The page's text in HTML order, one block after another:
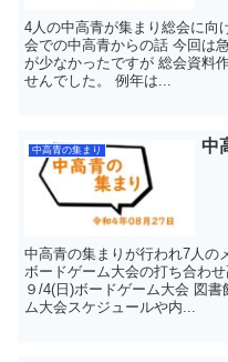
4人の中高青が集まり総会に向
会での中高青からの話 今回は
が少なかったですが 総会資料
せんでした。 例年は...
中高青の集まり 中
中高青の集まりが行われ7人の
ボードゲーム大会の打ち合わ
９/4(日)ボードゲーム大会 図
ム大会スケジュールや内...